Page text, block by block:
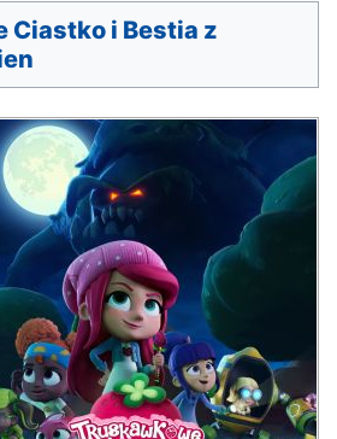
Ciastko i Bestia z